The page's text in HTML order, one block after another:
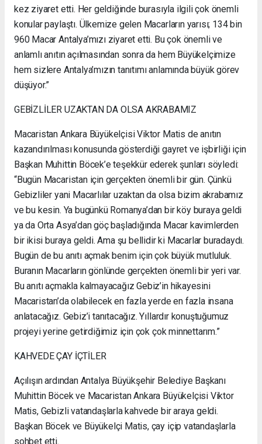
kez ziyaret etti. Her geldiğinde burasıyla ilgili çok önemli
konular paylaştı. Ülkemize gelen Macarların yarısı; 134 bin
960 Macar Antalya’mızı ziyaret etti. Bu çok önemli ve
anlamlı anıtın açılmasından sonra da hem Büyükelçimize
hem sizlere Antalya’mızın tanıtımı anlamında büyük görev
düşüyor.”
GEBİZLİLER UZAKTAN DA OLSA AKRABAMIZ
Macaristan Ankara Büyükelçisi Viktor Matis de anıtın
kazandırılması konusunda gösterdiği gayret ve işbirliği için
Başkan Muhittin Böcek’e teşekkür ederek şunları söyledi:
“Bugün Macaristan için gerçekten önemli bir gün. Çünkü
Gebizliler yani Macarlılar uzaktan da olsa bizim akrabamız
ve bu kesin. Ya bugünkü Romanya’dan bir köy buraya geldi
ya da Orta Asya’dan göç başladığında Macar kavimlerden
bir ikisi buraya geldi. Ama şu bellidir ki Macarlar buradaydı.
Bugün de bu anıtı açmak benim için çok büyük mutluluk.
Buranın Macarların gönlünde gerçekten önemli bir yeri var.
Bu anıtı açmakla kalmayacağız Gebiz’in hikayesini
Macaristan’da olabilecek en fazla yerde en fazla insana
anlatacağız. Gebiz’i tanıtacağız. Yıllardır konuştuğumuz
projeyi yerine getirdiğimiz için çok çok minnettarım.”
KAHVEDE ÇAY İÇTİLER
Açılışın ardından Antalya Büyükşehir Belediye Başkanı
Muhittin Böcek ve Macaristan Ankara Büyükelçisi Viktor
Matis, Gebizli vatandaşlarla kahvede bir araya geldi.
Başkan Böcek ve Büyükelçi Matis, çay içip vatandaşlarla
sohbet etti.